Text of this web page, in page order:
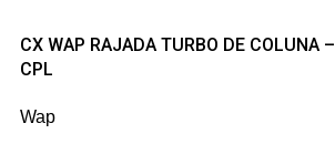
CX WAP RAJADA TURBO DE COLUNA –
CPL
Wap